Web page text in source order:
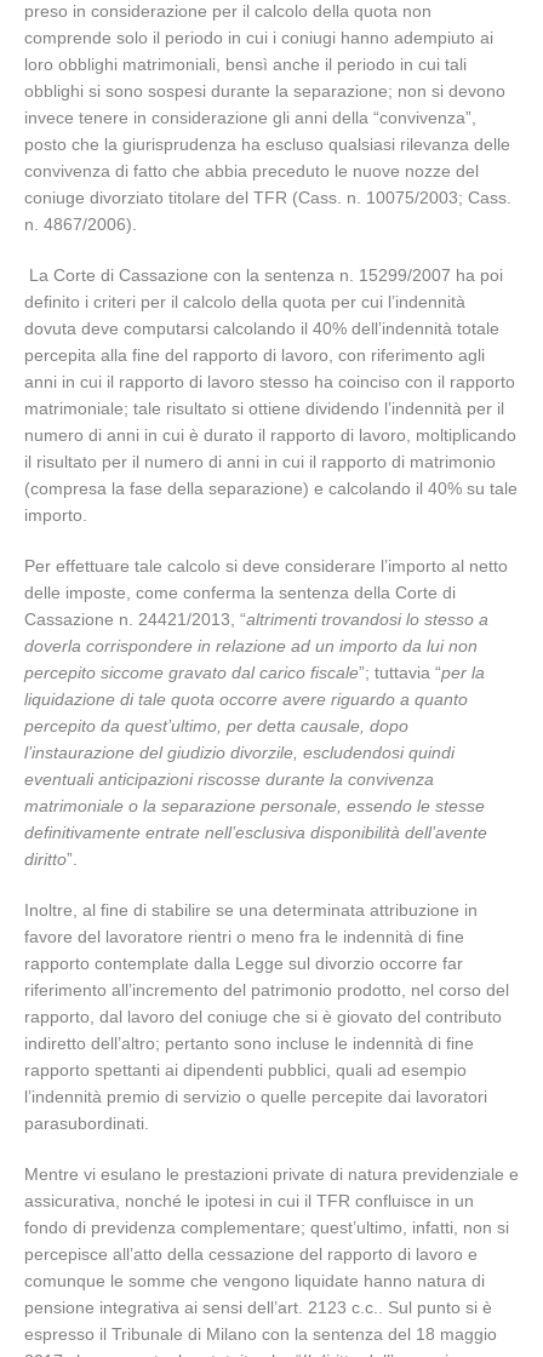
preso in considerazione per il calcolo della quota non
comprende solo il periodo in cui i coniugi hanno adempiuto ai
loro obblighi matrimoniali, bensì anche il periodo in cui tali
obblighi si sono sospesi durante la separazione; non si devono
invece tenere in considerazione gli anni della “convivenza”,
posto che la giurisprudenza ha escluso qualsiasi rilevanza delle
convivenza di fatto che abbia preceduto le nuove nozze del
coniuge divorziato titolare del TFR (Cass. n. 10075/2003; Cass.
n. 4867/2006).
La Corte di Cassazione con la sentenza n. 15299/2007 ha poi
definito i criteri per il calcolo della quota per cui l’indennità
dovuta deve computarsi calcolando il 40% dell’indennità totale
percepita alla fine del rapporto di lavoro, con riferimento agli
anni in cui il rapporto di lavoro stesso ha coinciso con il rapporto
matrimoniale; tale risultato si ottiene dividendo l’indennità per il
numero di anni in cui è durato il rapporto di lavoro, moltiplicando
il risultato per il numero di anni in cui il rapporto di matrimonio
(compresa la fase della separazione) e calcolando il 40% su tale
importo.
Per effettuare tale calcolo si deve considerare l’importo al netto
delle imposte, come conferma la sentenza della Corte di
Cassazione n. 24421/2013, “altrimenti trovandosi lo stesso a
doverla corrispondere in relazione ad un importo da lui non
percepito siccome gravato dal carico fiscale”; tuttavia “per la
liquidazione di tale quota occorre avere riguardo a quanto
percepito da quest’ultimo, per detta causale, dopo
l’instaurazione del giudizio divorzile, escludendosi quindi
eventuali anticipazioni riscosse durante la convivenza
matrimoniale o la separazione personale, essendo le stesse
definitivamente entrate nell’esclusiva disponibilità dell’avente
diritto”.
Inoltre, al fine di stabilire se una determinata attribuzione in
favore del lavoratore rientri o meno fra le indennità di fine
rapporto contemplate dalla Legge sul divorzio occorre far
riferimento all’incremento del patrimonio prodotto, nel corso del
rapporto, dal lavoro del coniuge che si è giovato del contributo
indiretto dell’altro; pertanto sono incluse le indennità di fine
rapporto spettanti ai dipendenti pubblici, quali ad esempio
l’indennità premio di servizio o quelle percepite dai lavoratori
parasubordinati.
Mentre vi esulano le prestazioni private di natura previdenziale e
assicurativa, nonché le ipotesi in cui il TFR confluisce in un
fondo di previdenza complementare; quest’ultimo, infatti, non si
percepisce all’atto della cessazione del rapporto di lavoro e
comunque le somme che vengono liquidate hanno natura di
pensione integrativa ai sensi dell’art. 2123 c.c.. Sul punto si è
espresso il Tribunale di Milano con la sentenza del 18 maggio